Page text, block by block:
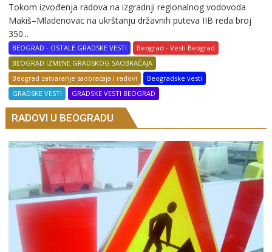
Tokom izvođenja radova na izgradnji regionalnog vodovoda
Makiš–Mladenovac na ukrštanju državnih puteva IIB reda broj
350...
BEOGRAD - OSTALE GRADSKE VESTI
Beograd - Vesti Beograd
BEOGRAD IZMENE GRADSKOG SAOBRAĆAJA
Beograd zatvaranje saobraćaja i radovi
Beogradske vesti
GRADSKE VESTI
GRADSKE VESTI BEOGRAD
RADOVI U BEOGRADU